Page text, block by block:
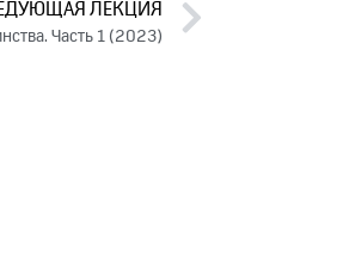
ЛЕКЦИЯ
Часть 1 (2023)